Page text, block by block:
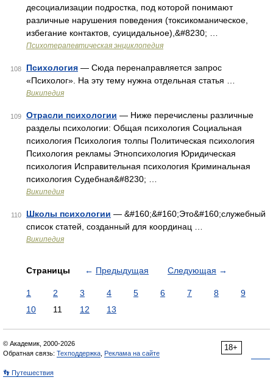
десоциализации подростка, под которой понимают
различные нарушения поведения (токсикоманическое,
избегание контактов, суицидальное),&#8230; …
Психотерапевтическая энциклопедия
108 Психология — Сюда перенаправляется запрос
«Психолог». На эту тему нужна отдельная статья …
Википедия
109 Отрасли психологии — Ниже перечислены различные
разделы психологии: Общая психология Социальная
психология Психология толпы Политическая психология
Психология рекламы Этнопсихология Юридическая
психология Исправительная психология Криминальная
психология Судебная&#8230; …
Википедия
110 Школы психологии — &#160;&#160;Это&#160;служебный
список статей, созданный для координац …
Википедия
Страницы ← Предыдущая Следующая →
1 2 3 4 5 6 7 8
9
10
11 12 13
18+
© Академик, 2000-2026
Обратная связь: Техподдержка Реклама на сайте
👣 Путешествия